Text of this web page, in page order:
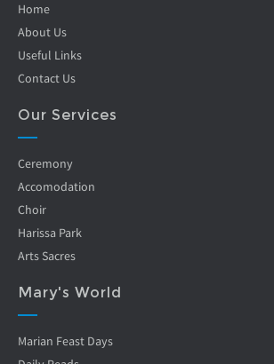
Home
About Us
Useful Links
Contact Us
Our Services
Ceremony
Accomodation
Choir
Harissa Park
Arts Sacres
Mary's World
Marian Feast Days